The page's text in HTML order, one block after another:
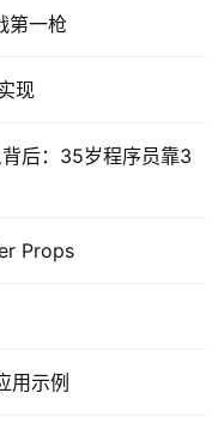
第一枪
现
后：35岁程序员靠3
Props
用示例